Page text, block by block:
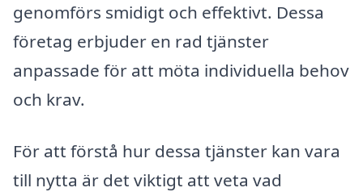
genomförs smidigt och effektivt. Dessa
företag erbjuder en rad tjänster
anpassade för att möta individuella behov
och krav.
För att förstå hur dessa tjänster kan vara
till nytta är det viktigt att veta vad